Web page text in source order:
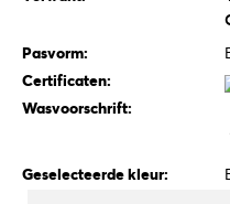
Pasvorm:
Certificaten:
Wasvoorschrift:
Geselecteerde kleur: